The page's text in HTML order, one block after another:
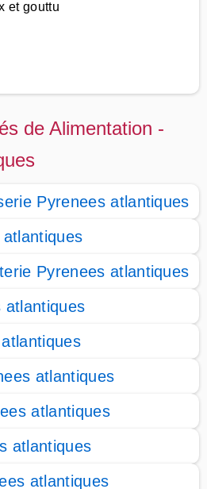
et gouttu
de Alimentation -
Pyrenees atlantiques
Pyrenees atlantiques
atlantiques
atlantiques
atlantiques
atlantiques
atlantiques